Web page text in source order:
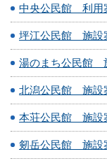
中央公民館 利用
坪江公民館 施設
湯のまち公民館
北潟公民館 施設
本荘公民館 施設
剱岳公民館 施設